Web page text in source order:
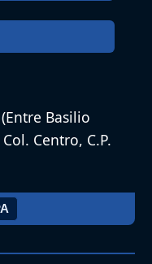
Basilio
Centro, C.P.